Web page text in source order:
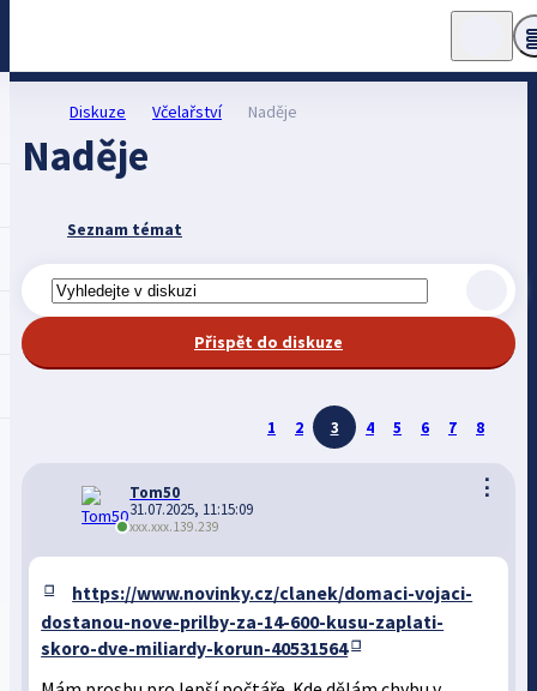
Diskuze Včelařství Naděje
Naděje
Seznam témat
Přispět do diskuze
1 2 3 4 5 6 7 8
⋮
Tom50
31.07.2025, 11:15:09
xxx.xxx.139.239
https://www.novinky.cz/clanek/domaci-vojaci-
dostanou-nove-prilby-za-14-600-kusu-zaplati-
skoro-dve-miliardy-korun-40531564